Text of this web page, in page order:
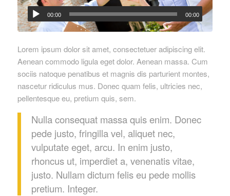
00:00 00:00
Lorem ipsum dolor sit amet, consectetuer adipiscing elit.
Aenean commodo ligula eget dolor. Aenean massa. Cum
sociis natoque penatibus et magnis dis parturient montes,
nascetur ridiculus mus. Donec quam felis, ultricies nec,
pellentesque eu, pretium quis, sem.
Nulla consequat massa quis enim. Donec
pede justo, fringilla vel, aliquet nec,
vulputate eget, arcu. In enim justo,
rhoncus ut, imperdiet a, venenatis vitae,
justo. Nullam dictum felis eu pede mollis
pretium. Integer.